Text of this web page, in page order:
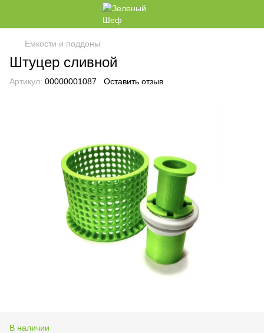
Емкости и поддоны
Штуцер сливной
Артикул: 00000001087 Оставить отзыв
В наличии